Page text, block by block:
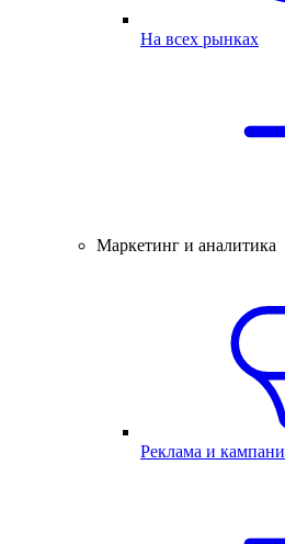
На всех рынках
Маркетинг и аналитика
Реклама и